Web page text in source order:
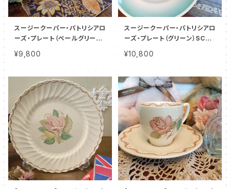
スージークーパー・パトリシアロ
ーズ・プレート（ペールグリー
¥9,800
スージークーパー・パトリシアロ
ーズ・プレート（グリーン）SCPA
¥10,800